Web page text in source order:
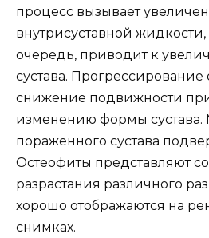
процесс вызывает
внутрисуставной жидкости,
очередь, приводит к
сустава. Прогрессирование
снижение подвижности
изменению формы
пораженного сустава
Остеофиты представляют
разрастания различного
хорошо отображаются на
снимках.